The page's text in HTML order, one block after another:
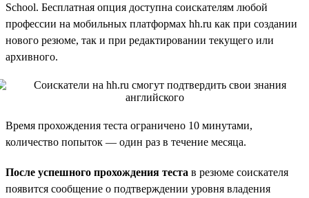
School. Бесплатная опция доступна соискателям любой
профессии на мобильных платформах hh.ru как при создании
нового резюме, так и при редактировании текущего или
архивного.
Время прохождения теста ограничено 10 минутами,
количество попыток — один раз в течение месяца.
После успешного прохождения теста в резюме соискателя
появится сообщение о подтверждении уровня владения